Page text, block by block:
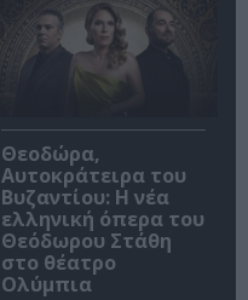
Θεοδώρα,
Αυτοκράτειρα του
Βυζαντίου: Η νέα
ελληνική όπερα του
Θεόδωρου Στάθη
στο θέατρο
Ολύμπια